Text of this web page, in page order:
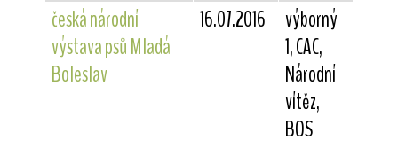
česká národní
výstava psů Mladá
Boleslav
16.07.2016
výborný
1, CAC,
Národní
vítěz,
BOS